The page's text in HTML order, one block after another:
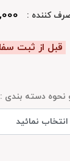
کننده :
قبل از ثبت
و نحوه دسته بندی :